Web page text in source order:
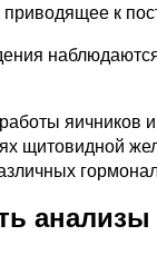
к
яичников
щитовидной